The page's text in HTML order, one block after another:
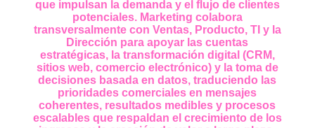
que impulsan la demanda y el flujo de clientes
potenciales. Marketing colabora
transversalmente con Ventas, Producto, TI y la
Dirección para apoyar las cuentas
estratégicas, la transformación digital (CRM,
sitios web, comercio electrónico) y la toma de
decisiones basada en datos, traduciendo las
prioridades comerciales en mensajes
coherentes, resultados medibles y procesos
escalables que respaldan el crecimiento de los